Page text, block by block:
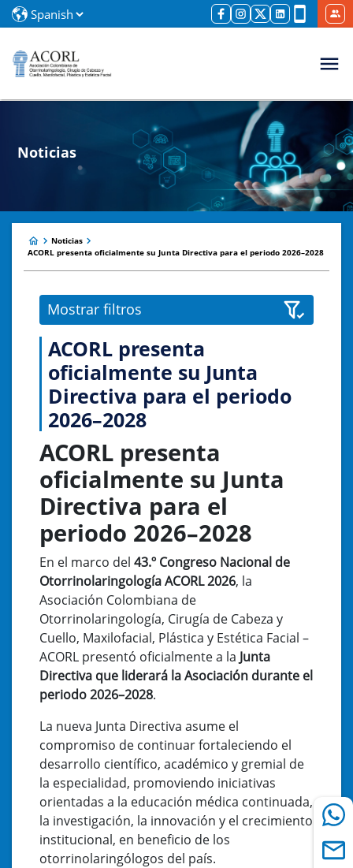
Noticias
Noticias
ACORL presenta oficialmente su Junta Directiva para el periodo 2026–2028
Mostrar filtros
ACORL presenta
oficialmente su Junta
Directiva para el periodo
2026–2028
ACORL presenta
oficialmente su Junta
Directiva para el
periodo 2026–2028
En el marco del 43.º Congreso Nacional de
Otorrinolaringología ACORL 2026, la
Asociación Colombiana de
Otorrinolaringología, Cirugía de Cabeza y
Cuello, Maxilofacial, Plástica y Estética Facial –
ACORL presentó oficialmente a la Junta
Directiva que liderará la Asociación durante el
periodo 2026–2028.
La nueva Junta Directiva asume el
compromiso de continuar fortaleciendo el
desarrollo científico, académico y gremial de
la especialidad, promoviendo iniciativas
orientadas a la educación médica continuada,
la investigación, la innovación y el crecimiento
institucional, en beneficio de los
otorrinolaringólogos del país.